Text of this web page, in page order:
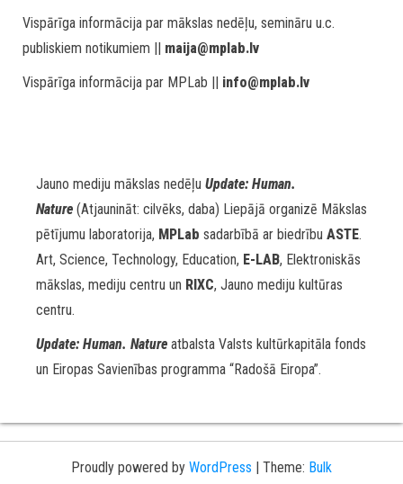
Vispārīga informācija par mākslas nedēļu, semināru u.c.
publiskiem notikumiem || maija@mplab.lv
Vispārīga informācija par MPLab || info@mplab.lv
Jauno mediju mākslas nedēļu Update: Human.
Nature (Atjaunināt: cilvēks, daba) Liepājā organizē Mākslas
pētījumu laboratorija, MPLab sadarbībā ar biedrību ASTE.
Art, Science, Technology, Education, E-LAB, Elektroniskās
mākslas, mediju centru un RIXC, Jauno mediju kultūras
centru.
Update: Human. Nature atbalsta Valsts kultūrkapitāla fonds
un Eiropas Savienības programma “Radošā Eiropa”.
Proudly powered by WordPress | Theme: Bulk